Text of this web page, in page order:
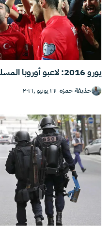
يورو 2016: لاعبو أوروبا المسلمون والصيام
حذيفة حمزة ١٦ يونيو ,٢٠١٦